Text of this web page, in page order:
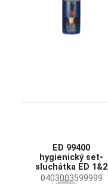
ED 99400
hygienický set-
sluchátka ED 1&2
0403003599999